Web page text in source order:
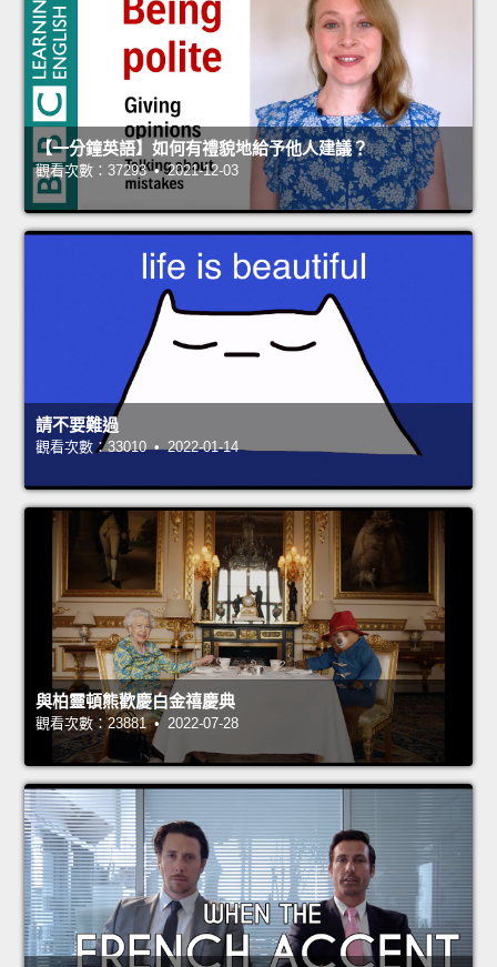
【一分鐘英語】如何有禮貌地給予他人建議？
觀看次數：37293 • 2021-12-03
請不要難過
觀看次數：33010 • 2022-01-14
與柏靈頓熊歡慶白金禧慶典
觀看次數：23881 • 2022-07-28